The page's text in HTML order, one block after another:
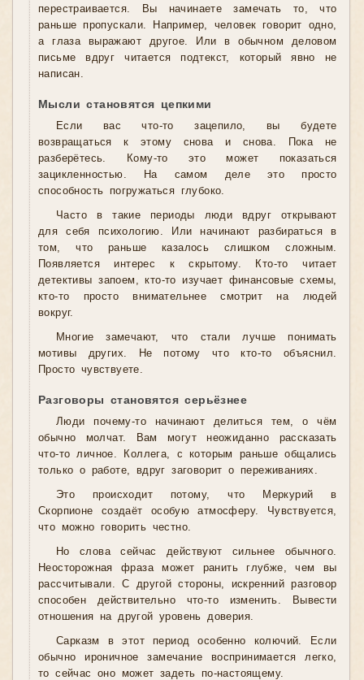
перестраивается. Вы начинаете замечать то, что
раньше пропускали. Например, человек говорит одно,
а глаза выражают другое. Или в обычном деловом
письме вдруг читается подтекст, который явно не
написан.
Мысли становятся цепкими
Если вас что-то зацепило, вы будете
возвращаться к этому снова и снова. Пока не
разберётесь. Кому-то это может показаться
зацикленностью. На самом деле это просто
способность погружаться глубоко.
Часто в такие периоды люди вдруг открывают
для себя психологию. Или начинают разбираться в
том, что раньше казалось слишком сложным.
Появляется интерес к скрытому. Кто-то читает
детективы запоем, кто-то изучает финансовые схемы,
кто-то просто внимательнее смотрит на людей
вокруг.
Многие замечают, что стали лучше понимать
мотивы других. Не потому что кто-то объяснил.
Просто чувствуете.
Разговоры становятся серьёзнее
Люди почему-то начинают делиться тем, о чём
обычно молчат. Вам могут неожиданно рассказать
что-то личное. Коллега, с которым раньше общались
только о работе, вдруг заговорит о переживаниях.
Это происходит потому, что Меркурий в
Скорпионе создаёт особую атмосферу. Чувствуется,
что можно говорить честно.
Но слова сейчас действуют сильнее обычного.
Неосторожная фраза может ранить глубже, чем вы
рассчитывали. С другой стороны, искренний разговор
способен действительно что-то изменить. Вывести
отношения на другой уровень доверия.
Сарказм в этот период особенно колючий. Если
обычно ироничное замечание воспринимается легко,
то сейчас оно может задеть по-настоящему.